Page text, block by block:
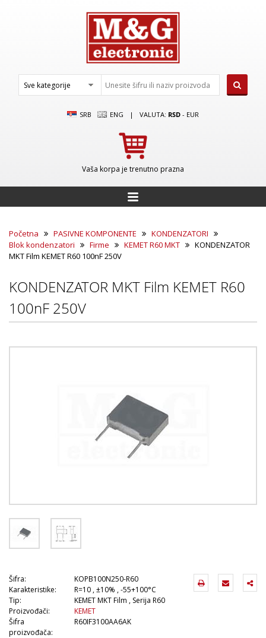
SRB ENG | VALUTA: RSD - EUR
Vaša korpa je trenutno prazna
Početna PASIVNE KOMPONENTE
KONDENZATORI
Blok kondenzatori
Firme KEMET R60 MKT
KONDENZATOR
MKT Film KEMET R60 100nF 250V
KONDENZATOR MKT Film KEMET R60
100nF 250V
Šifra:
KOPB100N250-R60
Karakteristike:
R=10 , ±10% , -55+100°C
Tip:
KEMET MKT Film , Serija R60
Proizvođači:
KEMET
Šifra
proizvođača:
R60IF3100AA6AK